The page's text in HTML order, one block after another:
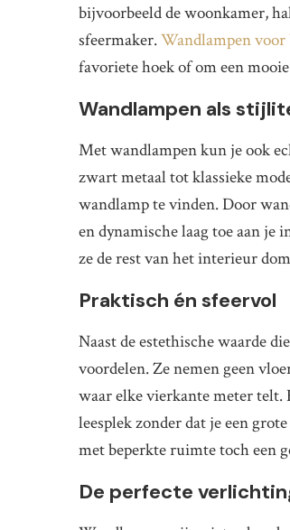
bijvoorbeeld de woonkamer,
sfeermaker.Wandlampen
favoriete hoek of om een
Wandlampen als
Met wandlampen kun je ook
zwart metaal tot klassieke
wandlamp te vinden. Door
en dynamische laag toe aan je
ze de rest van het interieur
Praktisch én sfeervol
Naast de estethische waarde
voordelen. Ze nemen geen
waar elke vierkante meter telt.
leesplek zonder dat je een
met beperkte ruimte toch een
De perfecte